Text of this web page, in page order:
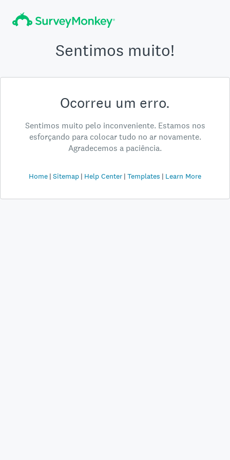
Sentimos muito!
Ocorreu um erro.
Sentimos muito pelo inconveniente. Estamos nos
esforçando para colocar tudo no ar novamente.
Agradecemos a paciência.
Home Sitemap Help Center Templates Learn More